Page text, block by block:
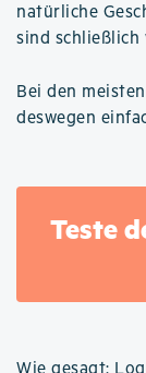
natürliche
sind schließlich
Bei den
deswegen
Teste